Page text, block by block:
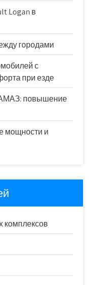
Logan в
городами
с
при езде
повышение
мощности и
комплексов